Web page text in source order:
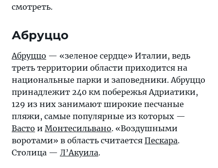
Апулии?
рассказывают
про
все
популярные
регионы
Италии
и
что
там
смотреть.
смотреть.
Абруццо
Абруццо — «зеленое сердце» Италии, ведь
треть территории области приходится на
национальные парки и заповедники. Абруццо
принадлежит 240 км побережья Адриатики,
129 из них занимают широкие песчаные
пляжи, самые популярные из которых —
Васто и Монтесильвано. «Воздушными
воротами» в область считается Пескара.
Столица — Л’Акуила.